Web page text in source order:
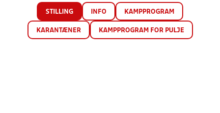
STILLING INFO KAMPPROGRAM
KARANTÆNER KAMPPROGRAM FOR PULJE